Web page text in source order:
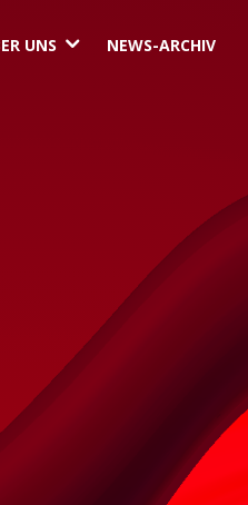
UNS 3 NEWS-ARCHIV